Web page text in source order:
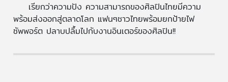
เรียกว่าความปัง ความสามารถของศิลปินไทยมีความ
พร้อมส่งออกสู่ตลาดโลก แฟนๆชาวไทยพร้อมยกป้ายไฟ
ซัพพอร์ต ปลาบปลื้มไปกับงานอินเตอร์ของศิลปิน!!